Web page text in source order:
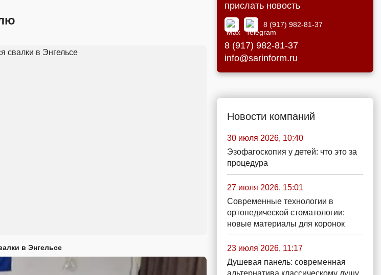
в Энгельсе
прислать новость
8 (917) 982-81-37
8 (917) 982-81-37
info@sarinform.ru
Новости компаний
30 июля 2026, 10:40
Эзофагоскопия у детей: что это за
процедура
27 июля 2026, 15:01
Современные технологии в
ортопедической стоматологии:
новые материалы для коронок
23 июля 2026, 11:17
Душевая панель: современная
альтернатива классическому душу